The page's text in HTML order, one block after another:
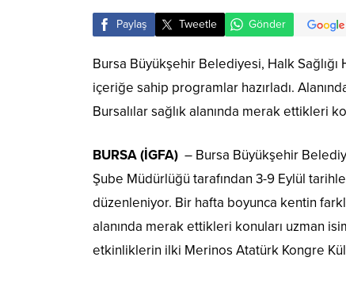
Paylaş Tweetle Gönder
Bursa Büyükşehir Belediyesi, Halk Sağlığı
içeriğe sahip programlar hazırladı.
Bursalılar sağlık alanında merak ettikleri
BURSA (İGFA) – Bursa Büyükşehir
Şube Müdürlüğü tarafından 3-9 Eylül
düzenleniyor. Bir hafta boyunca kentin
alanında merak ettikleri konuları uzman
etkinliklerin ilki Merinos Atatürk Kongre